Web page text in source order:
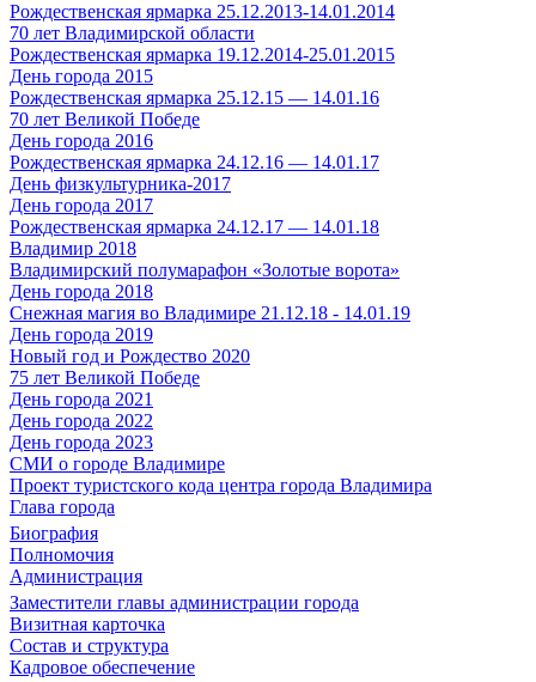
Рождественская ярмарка 25.12.2013-14.01.2014
70 лет Владимирской области
Рождественская ярмарка 19.12.2014-25.01.2015
День города 2015
Рождественская ярмарка 25.12.15 — 14.01.16
70 лет Великой Победе
День города 2016
Рождественская ярмарка 24.12.16 — 14.01.17
День физкультурника-2017
День города 2017
Рождественская ярмарка 24.12.17 — 14.01.18
Владимир 2018
Владимирский полумарафон «Золотые ворота»
День города 2018
Снежная магия во Владимире 21.12.18 - 14.01.19
День города 2019
Новый год и Рождество 2020
75 лет Великой Победе
День города 2021
День города 2022
День города 2023
СМИ о городе Владимире
Проект туристского кода центра города Владимира
Глава города
Биография
Полномочия
Администрация
Заместители главы администрации города
Визитная карточка
Состав и структура
Кадровое обеспечение